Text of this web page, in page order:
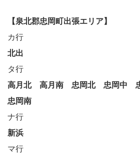
【泉北郡忠岡町出張エリア】
カ行
北出
タ行
高月北
高月南 忠岡北 忠岡中
忠岡南
ナ行
新浜
マ行